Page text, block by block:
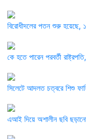
বিরোধীদলের পতন শুরু হয়েছে,
কে হতে পারেন পরবর্তী
সিলেটে আদলত চত্বরে শিশু
এআই দিয়ে অশালীন ছবি